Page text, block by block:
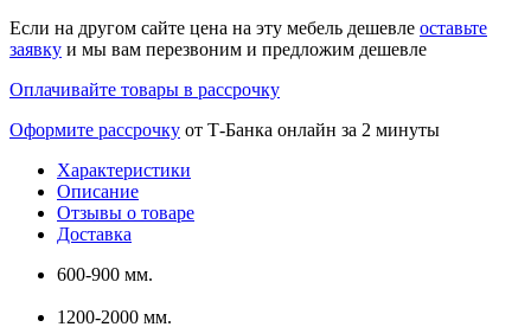
Если на другом сайте цена на эту мебель дешевле оставьте
заявку и мы вам перезвоним и предложим дешевле
Оплачивайте товары в рассрочку
Оформите рассрочку от Т-Банка онлайн за 2 минуты
Характеристики
Описание
Отзывы о товаре
Доставка
600-900 мм.
1200-2000 мм.